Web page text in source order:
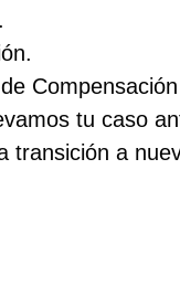
tu caso
transición a